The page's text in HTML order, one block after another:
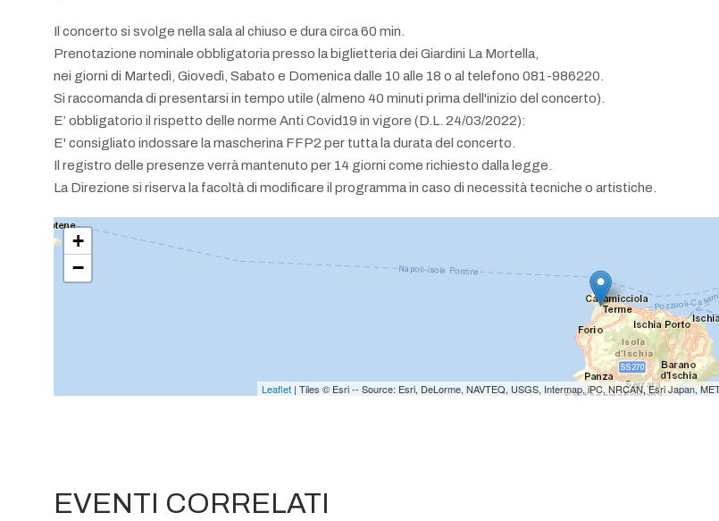
Il concerto si svolge nella sala al chiuso e dura circa 60 min.
Prenotazione nominale obbligatoria presso la biglietteria dei Giardini La Mortella,
nei giorni di Martedì, Giovedì, Sabato e Domenica dalle 10 alle 18 o al telefono 081-986220.
Si raccomanda di presentarsi in tempo utile (almeno 40 minuti prima dell'inizio del concerto).
E’ obbligatorio il rispetto delle norme Anti Covid19 in vigore (D.L. 24/03/2022):
E' consigliato indossare la mascherina FFP2 per tutta la durata del concerto.
Il registro delle presenze verrà mantenuto per 14 giorni come richiesto dalla legge.
La Direzione si riserva la facoltà di modificare il programma in caso di necessità tecniche o artistiche.
+
−
Leaflet | Tiles © Esri -- Source: Esri, DeLorme, NAVTEQ, USGS, Intermap, iPC, NRCAN, Esri Japan,
EVENTI CORRELATI